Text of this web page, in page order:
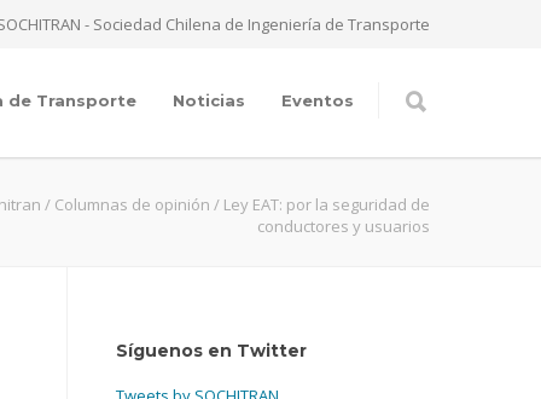
- Sociedad Chilena de Ingeniería de Transporte
de Transporte Noticias Eventos
/ Columnas de opinión / Ley EAT: por la seguridad de
conductores y usuarios
Síguenos en Twitter